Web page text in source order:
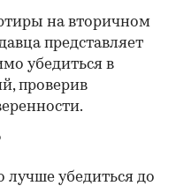
на вторичном
представляет
убедиться в
проверив
лучше убедиться до